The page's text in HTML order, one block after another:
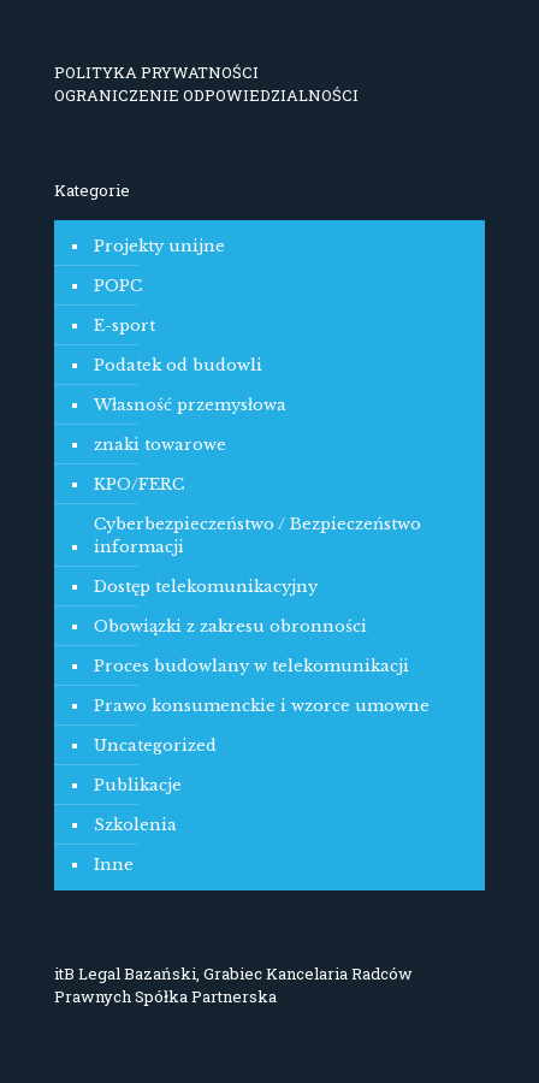
POLITYKA PRYWATNOŚCI
OGRANICZENIE ODPOWIEDZIALNOŚCI
Kategorie
Projekty unijne
POPC
E-sport
Podatek od budowli
Własność przemysłowa
znaki towarowe
KPO/FERC
Cyberbezpieczeństwo / Bezpieczeństwo
informacji
Dostęp telekomunikacyjny
Obowiązki z zakresu obronności
Proces budowlany w telekomunikacji
Prawo konsumenckie i wzorce umowne
Uncategorized
Publikacje
Szkolenia
Inne
itB Legal Bazański, Grabiec Kancelaria Radców
Prawnych Spółka Partnerska